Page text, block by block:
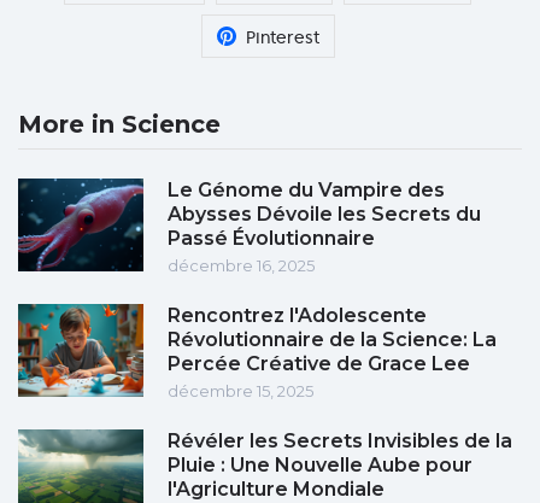
Pinterest
More in Science
Le Génome du Vampire des
Abysses Dévoile les Secrets du
Passé Évolutionnaire
décembre 16, 2025
Rencontrez l'Adolescente
Révolutionnaire de la Science: La
Percée Créative de Grace Lee
décembre 15, 2025
Révéler les Secrets Invisibles de la
Pluie : Une Nouvelle Aube pour
l'Agriculture Mondiale